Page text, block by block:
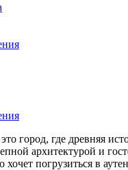
город, где древняя
архитектурой и
хочет погрузиться в